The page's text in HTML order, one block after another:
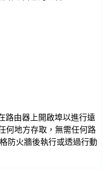
路由器上開啟埠以進行遠
何地方存取，無需任何路
防火牆後執行或透過行動